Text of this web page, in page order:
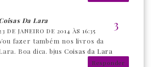
Da Lara
DE JANEIRO DE 2014 ÀS 16:35
fazer também nos livros da
Boa dica. bjus Coisas da Lara
Responder